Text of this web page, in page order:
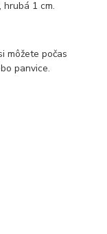
1 cm.
môžete počas
panvice.